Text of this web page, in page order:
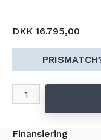
DKK 16.795,00
Finansiering